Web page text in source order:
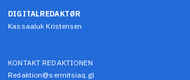
DIGITALREDAKTØR
Kassaaluk Kristensen
KONTAKT REDAKTIONEN
Redaktion@sermitsiaq.gl